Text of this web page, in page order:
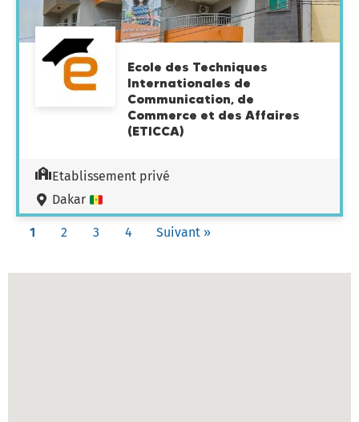
Ecole des Techniques
Internationales de
Communication, de
Commerce et des Affaires
(ETICCA)
Etablissement privé
Dakar
1 2 3 4 Suivant »